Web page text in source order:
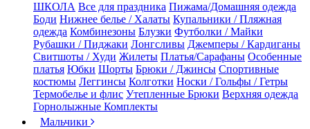
ШКОЛА Все для праздника Пижама/Домашняя одежда
Боди Нижнее белье / Халаты Купальники / Пляжная
одежда Комбинезоны Блузки Футболки / Майки
Рубашки / Пиджаки Лонгсливы Джемперы / Кардиганы
Свитшоты / Худи Жилеты Платья/Сарафаны Особенные
платья Юбки Шорты Брюки / Джинсы Спортивные
костюмы Леггинсы Колготки Носки / Гольфы / Гетры
Термобелье и флис Утепленные Брюки Верхняя одежда
Горнолыжные Комплекты
Мальчики